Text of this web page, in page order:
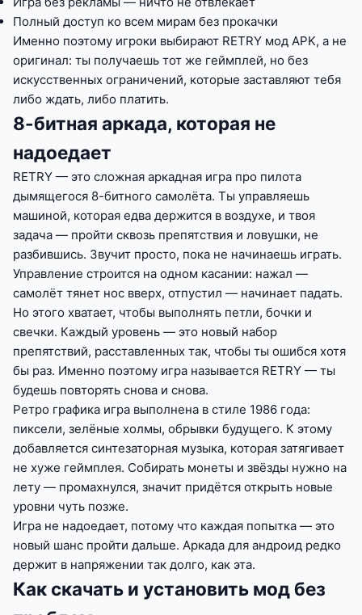
Полный доступ ко всем мирам без прокачки
Именно поэтому игроки выбирают RETRY мод APK, а не
оригинал: ты получаешь тот же геймплей, но без
искусственных ограничений, которые заставляют тебя
либо ждать, либо платить.
8-битная аркада, которая не
надоедает
RETRY — это сложная аркадная игра про пилота
дымящегося 8-битного самолёта. Ты управляешь
машиной, которая едва держится в воздухе, и твоя
задача — пройти сквозь препятствия и ловушки, не
разбившись. Звучит просто, пока не начинаешь играть.
Управление строится на одном касании: нажал —
самолёт тянет нос вверх, отпустил — начинает падать.
Но этого хватает, чтобы выполнять петли, бочки и
свечки. Каждый уровень — это новый набор
препятствий, расставленных так, чтобы ты ошибся хотя
бы раз. Именно поэтому игра называется RETRY — ты
будешь повторять снова и снова.
Ретро графика игра выполнена в стиле 1986 года:
пиксели, зелёные холмы, обрывки будущего. К этому
добавляется синтезаторная музыка, которая затягивает
не хуже геймплея. Собирать монеты и звёзды нужно на
лету — промахнулся, значит придётся открыть новые
уровни чуть позже.
Игра не надоедает, потому что каждая попытка — это
новый шанс пройти дальше. Аркада для андроид редко
держит в напряжении так долго, как эта.
Как скачать и установить мод без